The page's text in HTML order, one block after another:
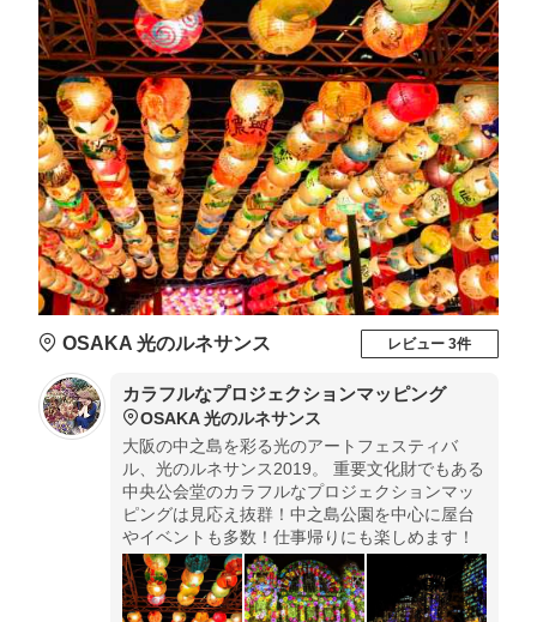
OSAKA 光のルネサンス レビュー 3件
カラフルなプロジェクションマッピング
OSAKA 光のルネサンス
大阪の中之島を彩る光のアートフェスティバ
ル、光のルネサンス2019。 重要文化財でもある
中央公会堂のカラフルなプロジェクションマッ
ピングは見応え抜群！中之島公園を中心に屋台
やイベントも多数！仕事帰りにも楽しめます！